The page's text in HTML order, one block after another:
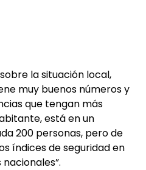
la situación local,
muy buenos números y
que tengan más
está en un
200 personas, pero de
índices de seguridad en